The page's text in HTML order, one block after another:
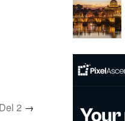
2 →